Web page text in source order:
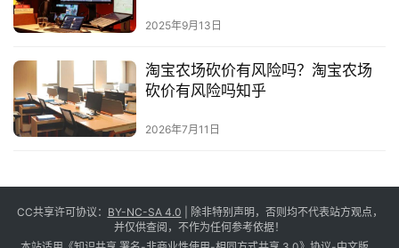
2025年9月13日
淘宝农场砍价有风险吗？淘宝农场
砍价有风险吗知乎
2026年7月11日
CC共享许可协议： BY-NC-SA 4.0 | 除非特别声明，否则均不代表站方观点，
并仅供查阅，不作为任何参考依据！